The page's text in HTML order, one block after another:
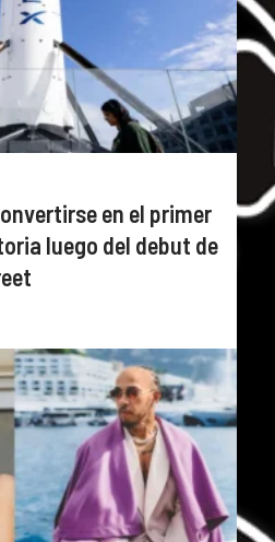
en el primer
luego del debut de